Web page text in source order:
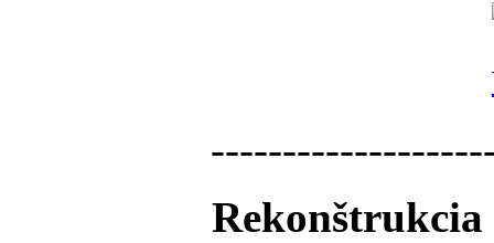
Rekonštrukcia